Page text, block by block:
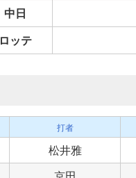
中日
ロッテ
打者
松井雅